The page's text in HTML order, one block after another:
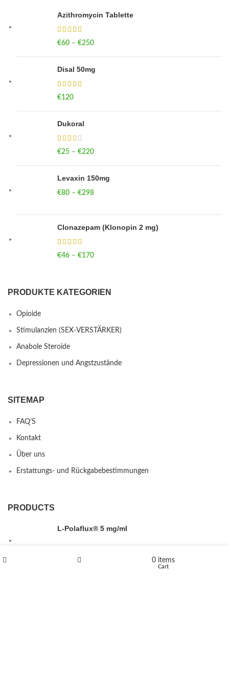
Azithromycin Tablette
€60 – €250
Disal 50mg
€120
Dukoral
€25 – €220
Levaxin 150mg
€80 – €298
Clonazepam (Klonopin 2 mg)
€46 – €170
PRODUKTE KATEGORIEN
Opioide
Stimulanzien (SEX-VERSTÄRKER)
Anabole Steroide
Depressionen und Angstzustände
SITEMAP
FAQ’S
Kontakt
Über uns
Erstattungs- und Rückgabebestimmungen
PRODUCTS
L-Polaflux® 5 mg/ml
0 items
Cart